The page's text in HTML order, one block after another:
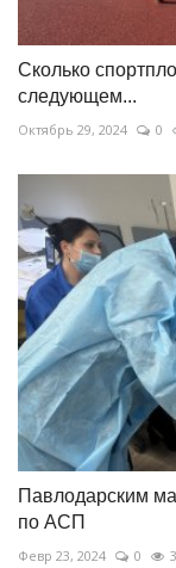
Сколько
следующем...
Октябрь 29, 2024 0
Павлодарским
по АСП
Февр 23, 2024 0